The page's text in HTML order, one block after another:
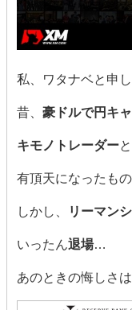
私、ワタナベと申
昔、 豪ドルで円キ
キモノトレーダー
有頂天になったも
しかし、 リーマン
いったん退場…
あのときの悔しさ